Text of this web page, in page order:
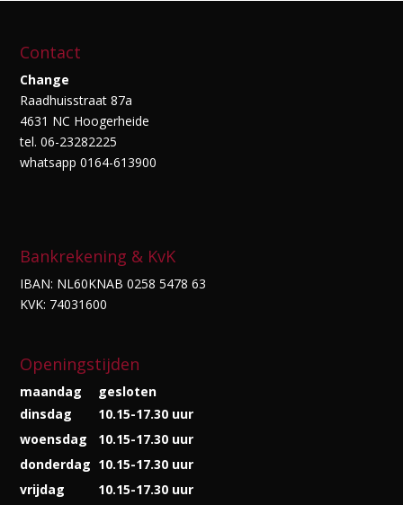
Contact
Change
Raadhuisstraat 87a
4631 NC Hoogerheide
tel. 06-23282225
whatsapp 0164-613900
Bankrekening & KvK
IBAN: NL60KNAB 0258 5478 63
KVK: 74031600
Openingstijden
maandag
gesloten
dinsdag
10.15-17.30 uur
woensdag
10.15-17.30 uur
donderdag 10.15-17.30 uur
vrijdag
10.15-17.30 uur